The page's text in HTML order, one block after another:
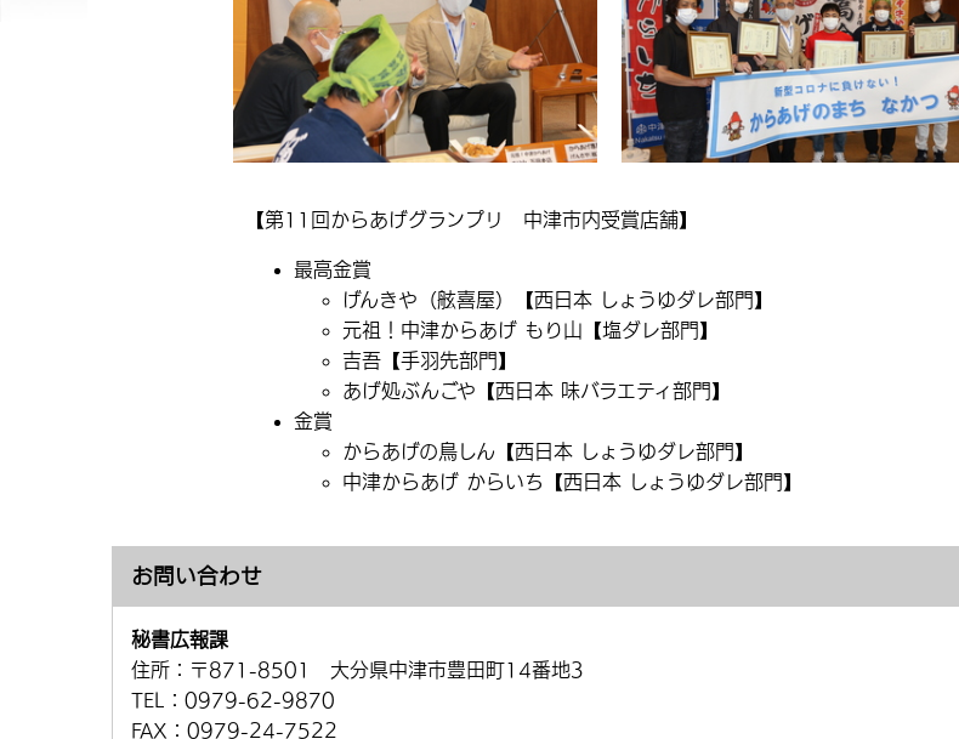
【第11回からあげグランプリ 中津市内受賞店舗】
最高金賞
げんきや（舷喜屋）【西日本 しょうゆダレ部門】
元祖！中津からあげ もり山【塩ダレ部門】
吉吾【手羽先部門】
あげ処ぶんごや【西日本 味バラエティ部門】
金賞
からあげの鳥しん【西日本 しょうゆダレ部門】
中津からあげ からいち【西日本 しょうゆダレ部門】
お問い合わせ
秘書広報課
住所： 〒871-8501 大分県中津市豊田町14番地3
TEL： 0979-62-9870
FAX： 0979-24-7522